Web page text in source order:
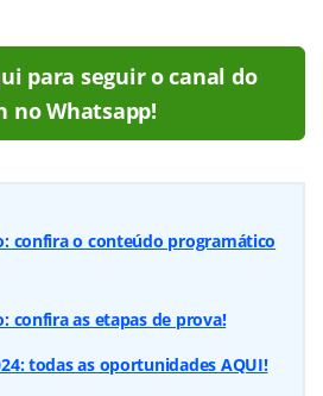
para seguir o canal do
no Whatsapp!
confira o conteúdo programático
confira as etapas de prova!
todas as oportunidades AQUI!